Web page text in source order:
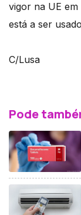
vigor na UE
está a ser
C/Lusa
Pode